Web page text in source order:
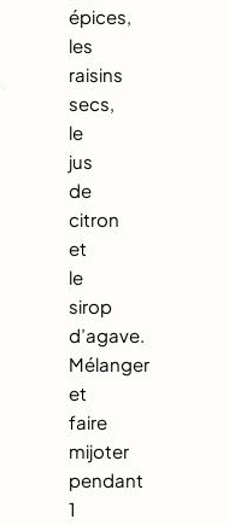
épices,
les
raisins
secs,
le
jus
de
citron
et
le
sirop
d’agave.
Mélanger
et
faire
mijoter
pendant
1